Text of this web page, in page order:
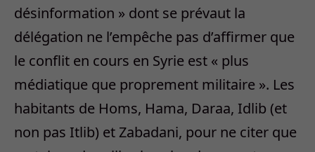
désinformation » dont se prévaut la
délégation ne l’empêche pas d’affirmer que
le conflit en cours en Syrie est « plus
médiatique que proprement militaire ». Les
habitants de Homs, Hama, Daraa, Idlib (et
non pas Itlib) et Zabadani, pour ne citer que